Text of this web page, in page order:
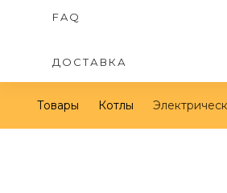
FAQ
ДОСТАВКА
Товары Котлы